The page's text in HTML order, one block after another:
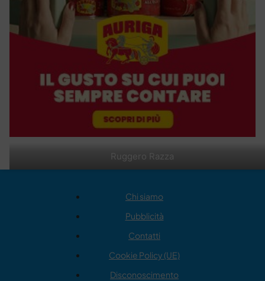
Ruggero Razza
Chi siamo
Pubblicità
Contatti
Cookie Policy (UE)
Disconoscimento